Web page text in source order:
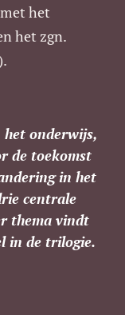
het
het zgn.
onderwijs,
de toekomst
in het
centrale
thema vindt
in de trilogie.